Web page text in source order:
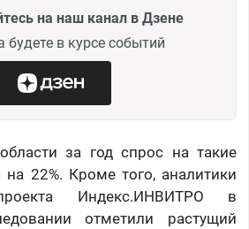
на наш канал в Дзене
будете в курсе событий
за год спрос на такие
на 22%. Кроме того, аналитики
Индекс.ИНВИТРО в
отметили растущий